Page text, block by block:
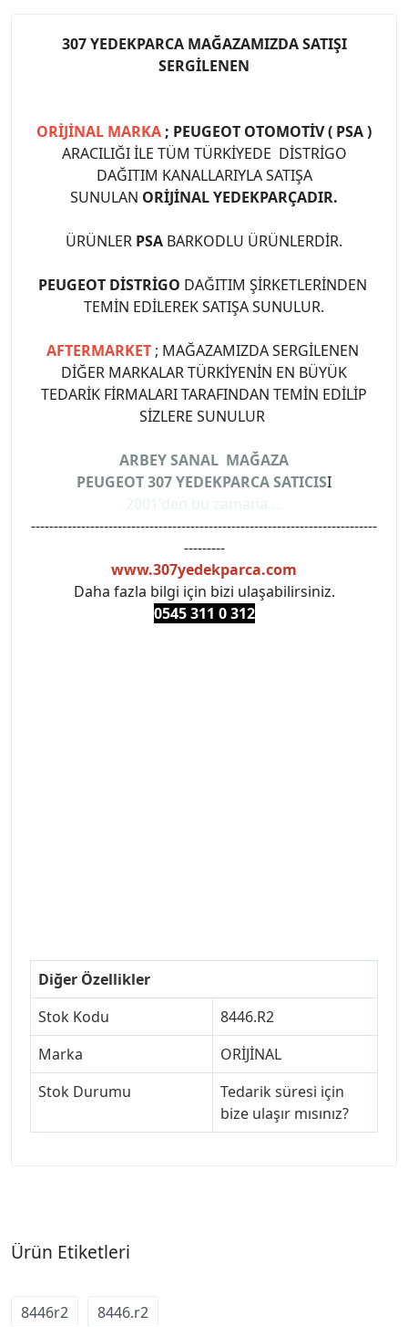
307 YEDEKPARCA MAĞAZAMIZDA SATIŞI
SERGİLENEN
ORİJİNAL MARKA ; PEUGEOT OTOMOTİV ( PSA )
ARACILIĞI İLE TÜM TÜRKİYEDE DİSTRİGO
DAĞITIM KANALLARIYLA SATIŞA
SUNULAN ORİJİNAL YEDEKPARÇADIR.
ÜRÜNLER PSA BARKODLU ÜRÜNLERDİR.
PEUGEOT DİSTRİGO DAĞITIM ŞİRKETLERİNDEN
TEMİN EDİLEREK SATIŞA SUNULUR.
AFTERMARKET ; MAĞAZAMIZDA SERGİLENEN
DİĞER MARKALAR TÜRKİYENİN EN BÜYÜK
TEDARİK FİRMALARI TARAFINDAN TEMİN EDİLİP
SİZLERE SUNULUR
ARBEY SANAL MAĞAZA
PEUGEOT 307 YEDEKPARCA SATICISI
----------------------------------------------------------------------------
---------
www.307yedekparca.com
Daha fazla bilgi için bizi ulaşabilirsiniz.
0545 311 0 312
Diğer Özellikler
Stok Kodu
8446.R2
Marka
ORİJİNAL
Stok Durumu
Tedarik süresi için
bize ulaşır mısınız?
Ürün Etiketleri
8446r2 8446.r2